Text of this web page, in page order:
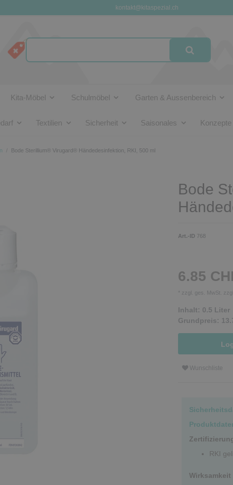
kontakt@kitaspezial.ch
Kita-Möbel Schulmöbel Garten & Aussenbereich
Textilien Sicherheit Saisonales
Bode Sterillium® Virugard® Händedesinfektion, RKI, 500 ml
Bode
Art.-ID 768
6.85
* zzgl. ges. MwSt. zzgl.
Inhalt: 0.5 Liter
Grundpreis:
Wunschliste
RKI
Wirksamkeit